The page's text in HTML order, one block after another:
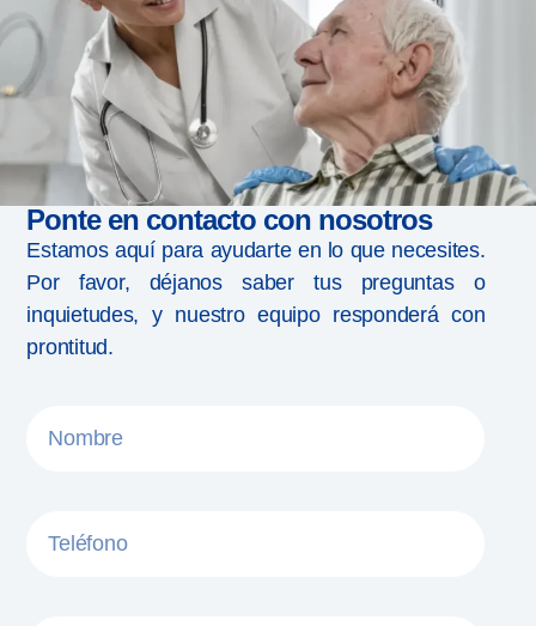
Ponte en contacto con nosotros
Estamos aquí para ayudarte en lo que necesites.
Por favor, déjanos saber tus preguntas o
inquietudes, y nuestro equipo responderá con
prontitud.